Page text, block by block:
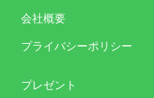
会社概要
プライバシーポリシー
プレゼント